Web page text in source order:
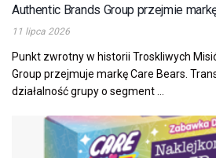
Authentic Brands Group przejmie
11 lipca 2026
Punkt zwrotny w historii Troskliwych
Group przejmuje markę Care Bears.
działalność grupy o segment ...